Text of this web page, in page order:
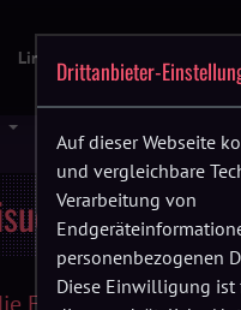
Line-Up
Menü öffnen
App
Shows im
Drittanbieter-
Auf dieser Webseite
und vergleichbare
Verarbeitung von
personenbezogenen
Diese Einwilligung